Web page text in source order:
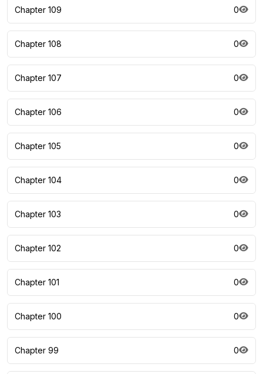
Chapter 109 0
Chapter 108 0
Chapter 107 0
Chapter 106 0
Chapter 105 0
Chapter 104 0
Chapter 103 0
Chapter 102 0
Chapter 101 0
Chapter 100 0
Chapter 99 0